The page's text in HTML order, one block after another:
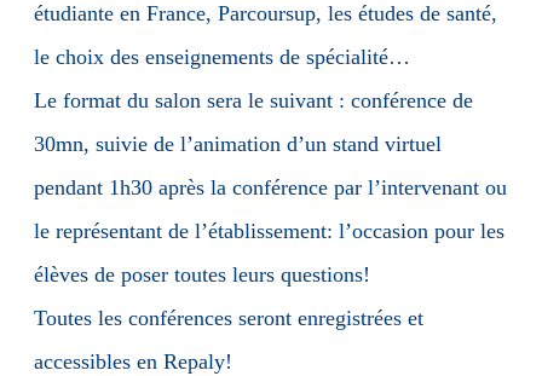
étudiante en France, Parcoursup, les études de santé,
le choix des enseignements de spécialité…
Le format du salon sera le suivant : conférence de
30mn, suivie de l’animation d’un stand virtuel
pendant 1h30 après la conférence par l’intervenant ou
le représentant de l’établissement: l’occasion pour les
élèves de poser toutes leurs questions!
Toutes les conférences seront enregistrées et
accessibles en Repaly!